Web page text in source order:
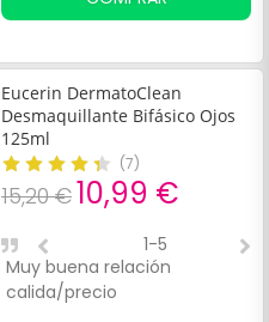
Eucerin DermatoClean
Desmaquillante Bifásico Ojos
125ml
(7)
15,20 €10,99 €
Muy buena relación
calida/precio
1-5